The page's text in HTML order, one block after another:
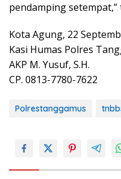
pendamping setempat,”
Kota Agung, 22
Kasi Humas Polres
AKP M. Yusuf, S.H.
CP. 0813-7780-7622
Polrestanggamus